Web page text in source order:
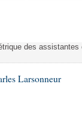
des
Larsonneur